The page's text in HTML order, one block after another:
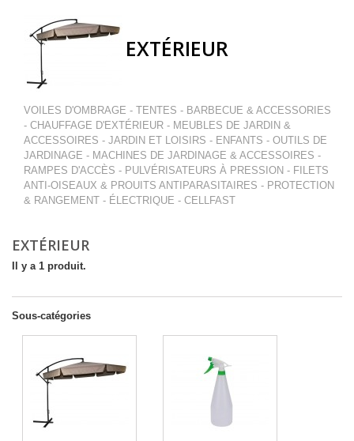
EXTÉRIEUR
VOILES D'OMBRAGE - TENTES - BARBECUE & ACCESSORIES
- CHAUFFAGE D'EXTÉRIEUR - MEUBLES DE JARDIN &
ACCESSOIRES - JARDIN ET LOISIRS - ENFANTS - OUTILS DE
JARDINAGE - MACHINES DE JARDINAGE & ACCESSOIRES -
RAMPES D'ACCÈS - PULVÉRISATEURS À PRESSION - FILETS
ANTI-OISEAUX & PROUITS ANTIPARASITAIRES - PROTECTION
& RANGEMENT - ÉLECTRIQUE - CELLFAST
EXTÉRIEUR
Il y a 1 produit.
Sous-catégories